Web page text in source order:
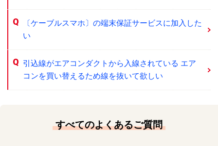
〔ケーブルスマホ〕の端末保証サービスに加入した
い
引込線がエアコンダクトから入線されている エア
コンを買い替えるため線を抜いて欲しい
すべてのよくあるご質問